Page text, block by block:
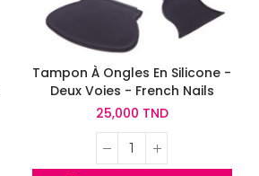
Tampon À Ongles En Silicone -
Deux Voies - French Nails
25,000 TND